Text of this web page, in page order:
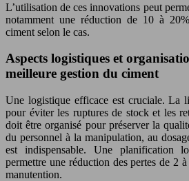
L’utilisation de ces innovations peut
notamment une réduction de 10 à
ciment selon le cas.
Aspects logistiques et
meilleure gestion du ciment
Une logistique efficace est cruciale. La
pour éviter les ruptures de stock et les
doit être organisé pour préserver la
du personnel à la manipulation, au
est indispensable. Une planification
permettre une réduction des pertes de 2
manutention.